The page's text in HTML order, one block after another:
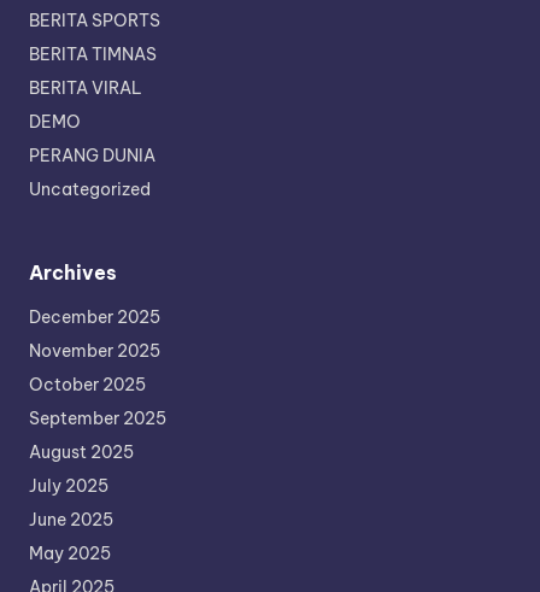
BERITA SPORTS
BERITA TIMNAS
BERITA VIRAL
DEMO
PERANG DUNIA
Uncategorized
Archives
December 2025
November 2025
October 2025
September 2025
August 2025
July 2025
June 2025
May 2025
April 2025